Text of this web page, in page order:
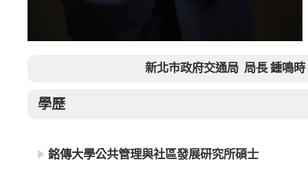
新北市政府交通局 局長 鍾鳴時
學歷
銘傳大學公共管理與社區發展研究所碩士